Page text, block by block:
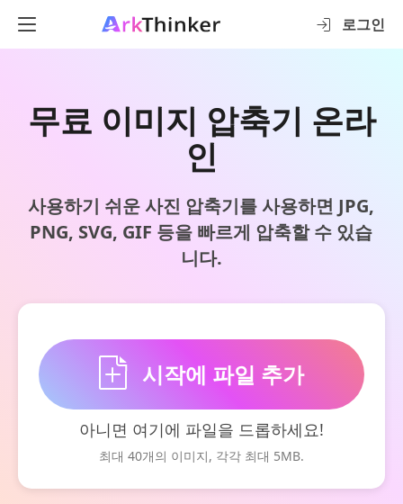
로그인
무료 이미지 압축기 온라
인
사용하기 쉬운 사진 압축기를 사용하면 JPG,
PNG, SVG, GIF 등을 빠르게 압축할 수 있습
니다.
시작에 파일 추가
아니면 여기에 파일을 드롭하세요!
최대 40개의 이미지, 각각 최대 5MB.